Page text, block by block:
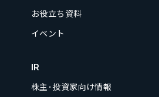
お役立ち資料
イベント
IR
株主･投資家向け情報